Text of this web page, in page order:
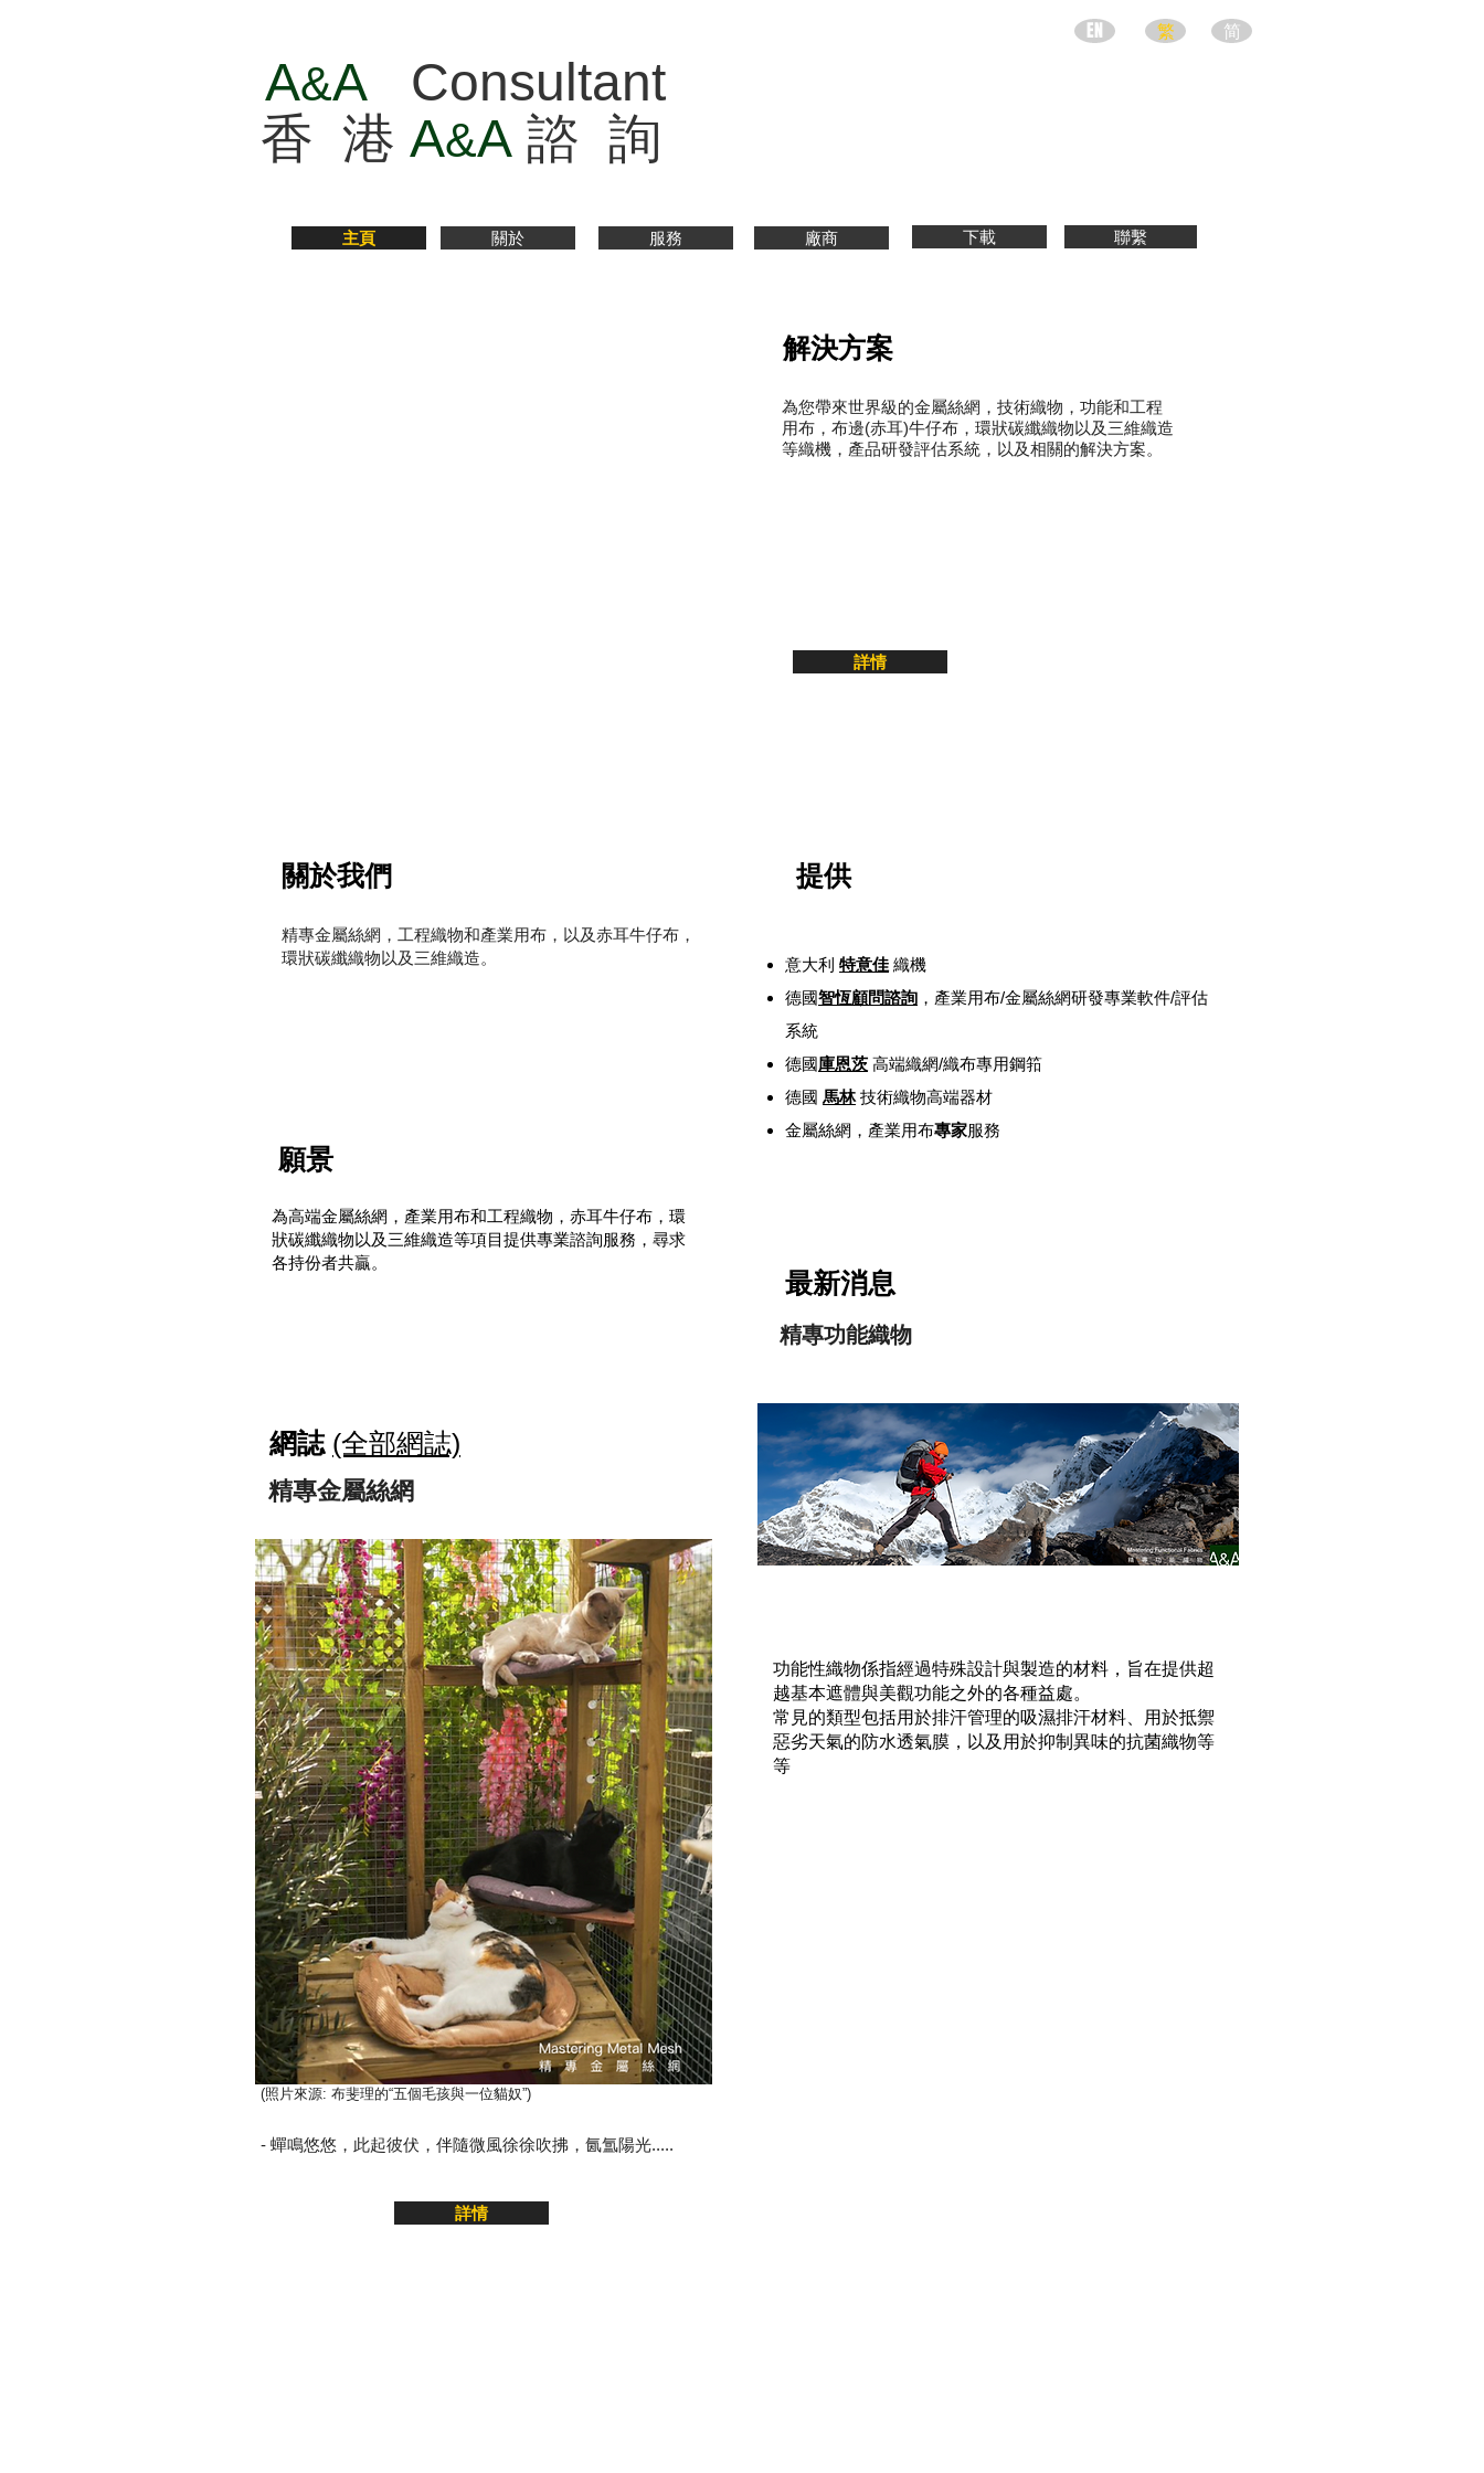
香 港 A&A 諮 詢
A&A Consultant
EN 繁 简
主頁 關於 服務 廠商 下載 聯繫
解決方案
為您帶來世界級的金屬絲網，技術織物，功能和工程
用布，布邊(赤耳)牛仔布，環狀碳纖織物以及三維織造
等織機，產品研發評估系統，以及相關的解決方案。
詳情
精專金屬絲網，工程織物和產業用布，以及赤耳牛仔布，
環狀碳纖織物以及三維織造。
關於我們
為高端金屬絲網，產業用布和工程織物，赤耳牛仔布，環
狀碳纖織物以及三維織造等項目提供專業諮詢服務，尋求
各持份者共贏。
願景
網誌 (全部網誌)
​精專金屬絲網
(照片來源: 布斐理的“五個毛孩與一位貓奴”)
- 蟬鳴悠悠，此起彼伏，伴隨微風徐徐吹拂，氤氲陽光.....
詳情
提供
​意大利 特意佳 織機
​德國智恆顧問諮詢 ，產業用布/金屬絲網研發專業軟件/評估
系統
​德國庫恩茨 高端織網/織布專用鋼筘
​德國 馬林技術織物高端器材
​金屬絲網 ， 產業用布專家服務
最新消息
​精專功能織物
功能性織物係指經過特殊設計與製造的材料，旨在提供超
越基本遮體與美觀功能之外的各種益處。
常見的類型包括用於排汗管理的吸濕排汗材料、用於抵禦
惡劣天氣的防水透氣膜，以及用於抑制異味的抗菌織物等
等